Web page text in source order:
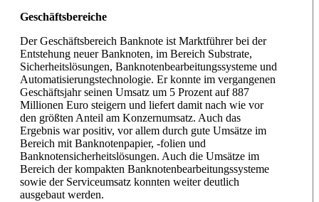
Geschäftsbereiche
Der Geschäftsbereich Banknote ist Marktführer bei der
Entstehung neuer Banknoten, im Bereich Substrate,
Sicherheitslösungen, Banknotenbearbeitungssysteme und
Automatisierungstechnologie. Er konnte im vergangenen
Geschäftsjahr seinen Umsatz um 5 Prozent auf 887
Millionen Euro steigern und liefert damit nach wie vor
den größten Anteil am Konzernumsatz. Auch das
Ergebnis war positiv, vor allem durch gute Umsätze im
Bereich mit Banknotenpapier, -folien und
Banknotensicherheitslösungen. Auch die Umsätze im
Bereich der kompakten Banknotenbearbeitungssysteme
sowie der Serviceumsatz konnten weiter deutlich
ausgebaut werden.